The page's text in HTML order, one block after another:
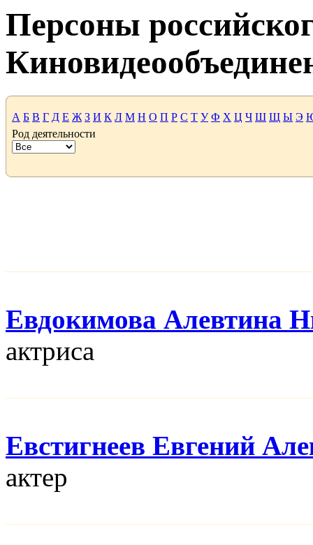
Персоны
А Б В Г Д Е Ж З И К Л М Н О П Р С Т У Ф Х Ц Ч Ш Щ Ы Э
Род деятельности
Евдокимова Алевтина
актриса
Евстигнеев Евгений
актер